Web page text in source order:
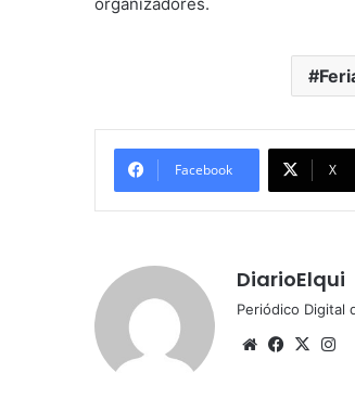
Facebook X
DiarioElqui
Periódico Digital
SitioFacebook
X